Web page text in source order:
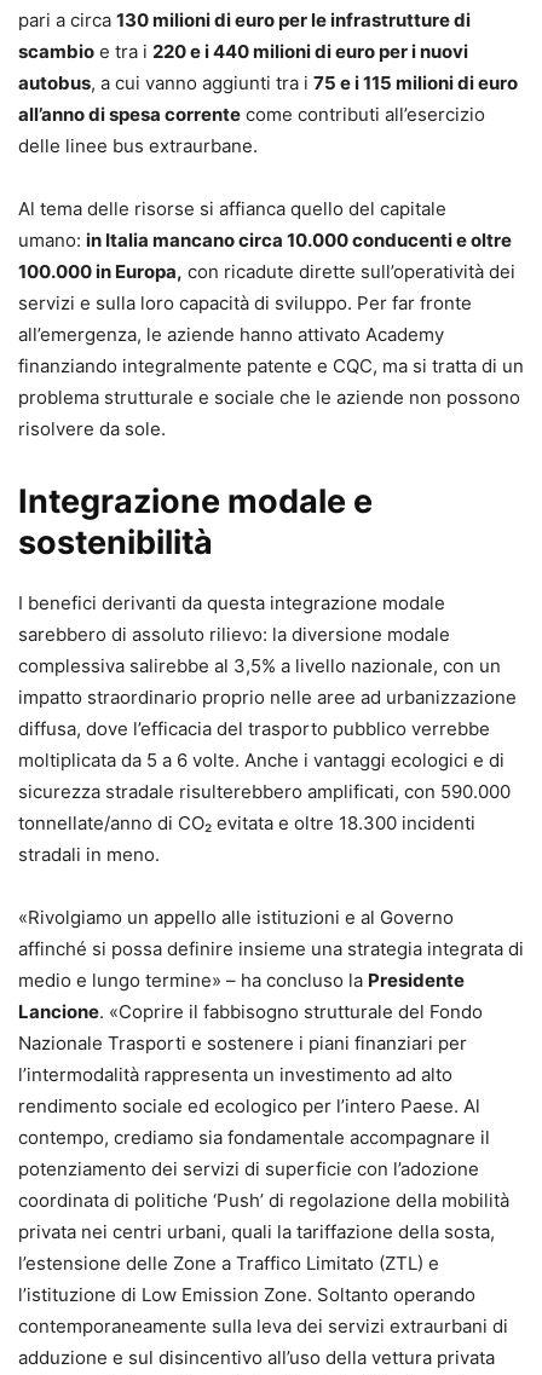
pari a circa 130 milioni di euro per le infrastrutture di
scambio e tra i 220 e i 440 milioni di euro per i nuovi
autobus, a cui vanno aggiunti tra i 75 e i 115 milioni di euro
all’anno di spesa corrente come contributi all’esercizio
delle linee bus extraurbane.
Al tema delle risorse si affianca quello del capitale
umano: in Italia mancano circa 10.000 conducenti e oltre
100.000 in Europa, con ricadute dirette sull’operatività dei
servizi e sulla loro capacità di sviluppo. Per far fronte
all’emergenza, le aziende hanno attivato Academy
finanziando integralmente patente e CQC, ma si tratta di un
problema strutturale e sociale che le aziende non possono
risolvere da sole.
Integrazione modale e
sostenibilità
I benefici derivanti da questa integrazione modale
sarebbero di assoluto rilievo: la diversione modale
complessiva salirebbe al 3,5% a livello nazionale, con un
impatto straordinario proprio nelle aree ad urbanizzazione
diffusa, dove l’efficacia del trasporto pubblico verrebbe
moltiplicata da 5 a 6 volte. Anche i vantaggi ecologici e di
sicurezza stradale risulterebbero amplificati, con 590.000
tonnellate/anno di CO₂ evitata e oltre 18.300 incidenti
stradali in meno.
«Rivolgiamo un appello alle istituzioni e al Governo
affinché si possa definire insieme una strategia integrata di
medio e lungo termine» – ha concluso la Presidente
Lancione. «Coprire il fabbisogno strutturale del Fondo
Nazionale Trasporti e sostenere i piani finanziari per
l’intermodalità rappresenta un investimento ad alto
rendimento sociale ed ecologico per l’intero Paese. Al
contempo, crediamo sia fondamentale accompagnare il
potenziamento dei servizi di superficie con l’adozione
coordinata di politiche ‘Push’ di regolazione della mobilità
privata nei centri urbani, quali la tariffazione della sosta,
l’estensione delle Zone a Traffico Limitato (ZTL) e
l’istituzione di Low Emission Zone. Soltanto operando
contemporaneamente sulla leva dei servizi extraurbani di
adduzione e sul disincentivo all’uso della vettura privata